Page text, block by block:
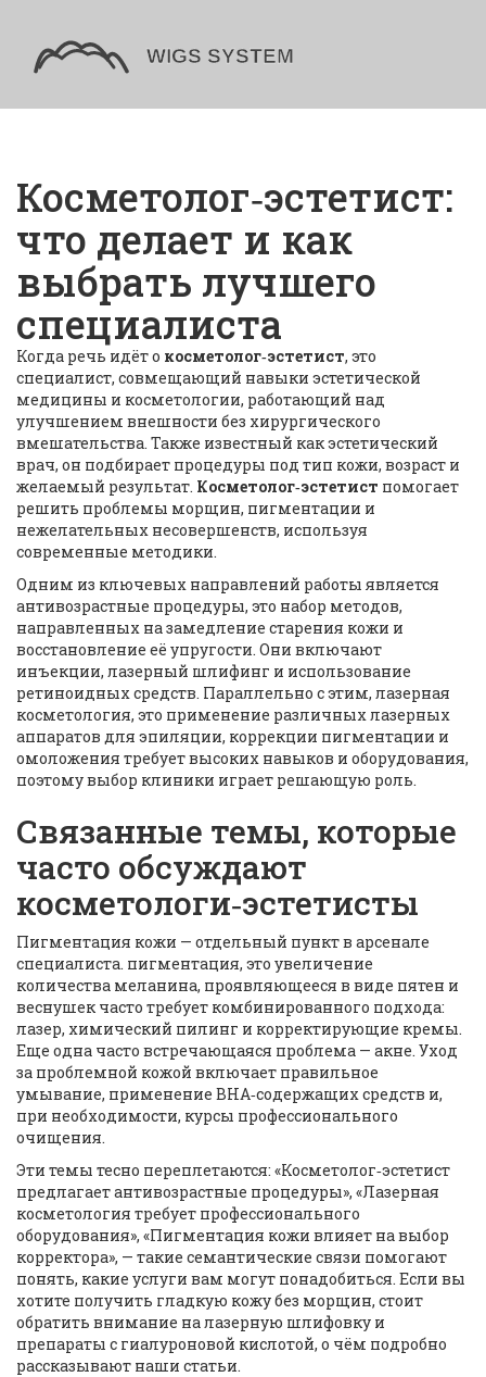
Косметолог‑эстетист:
что делает и как
выбрать лучшего
специалиста
Когда речь идёт о косметолог‑эстетист, это
специалист, совмещающий навыки эстетической
медицины и косметологии, работающий над
улучшением внешности без хирургического
вмешательства. Также известный какэстетический
врач, он подбирает процедуры под тип кожи, возраст и
желаемый результат. Косметолог‑эстетист помогает
решить проблемы морщин, пигментации и
нежелательных несовершенств, используя
современные методики.
Одним из ключевых направлений работы является
антивозрастные процедуры, это набор методов,
направленных на замедление старения кожи и
восстановление её упругости. Они включают
инъекции, лазерный шлифинг и использование
ретиноидных средств. Параллельно с этим, лазерная
косметология, это применение различных лазерных
аппаратов для эпиляции, коррекции пигментации и
омоложения требует высоких навыков и оборудования,
поэтому выбор клиники играет решающую роль.
Связанные темы, которые
часто обсуждают
косметологи‑эстетисты
Пигментация кожи — отдельный пункт в арсенале
специалиста. пигментация, это увеличение
количества меланина, проявляющееся в виде пятен и
веснушек часто требует комбинированного подхода:
лазер, химический пилинг и корректирующие кремы.
Еще одна часто встречающаяся проблема — акне. Уход
за проблемной кожой включает правильное
умывание, применение BHA‑содержащих средств и,
при необходимости, курсы профессионального
очищения.
Эти темы тесно переплетаются: «Косметолог‑эстетист
предлагает антивозрастные процедуры», «Лазерная
косметология требует профессионального
оборудования», «Пигментация кожи влияет на выбор
корректора», — такие семантические связи помогают
понять, какие услуги вам могут понадобиться. Если вы
хотите получить гладкую кожу без морщин, стоит
обратить внимание на лазерную шлифовку и
препараты с гиалуроновой кислотой, о чём подробно
рассказывают наши статьи.